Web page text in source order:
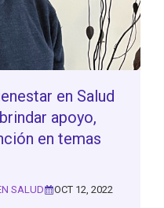
en Salud
apoyo,
en temas
SALUD
OCT 12, 2022